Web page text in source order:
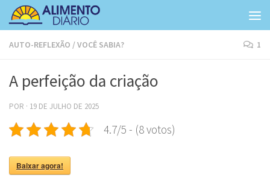
Skip to content
AUTO-REFLEXÃO /VOCÊ SABIA? 1
A perfeição da criação
POR · 19 DE JULHO DE 2025
4.7/5 - (8 votos)
Baixar agora!